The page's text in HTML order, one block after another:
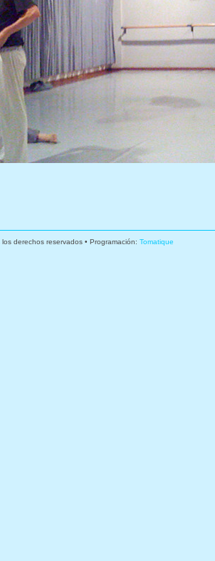
derechos reservados • Programación: Tomatique